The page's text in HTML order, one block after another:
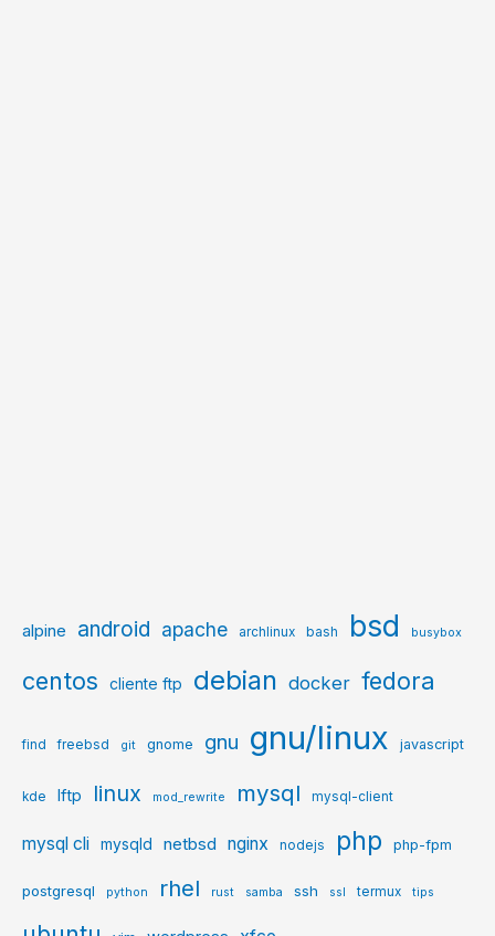
alpine android apache archlinux bash bsd busybox
centos cliente ftp debian docker fedora
find freebsd git gnome gnu gnu/linux javascript
kde lftp linux mod_rewrite mysql mysql-client
mysql cli mysqld netbsd nginx nodejs php php-fpm
postgresql python rhel rust samba ssh ssl termux tips